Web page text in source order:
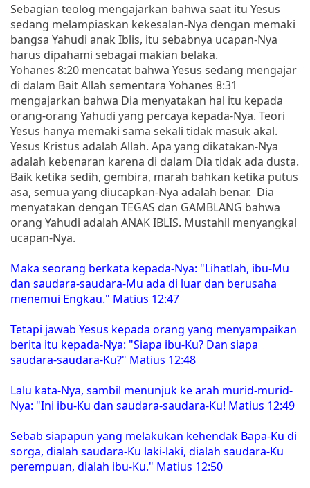
Sebagian teolog mengajarkan bahwa saat itu Yesus
sedang melampiaskan kekesalan-Nya dengan memaki
bangsa Yahudi anak Iblis, itu sebabnya ucapan-Nya
harus dipahami sebagai makian belaka.
Yohanes 8:20 mencatat bahwa Yesus sedang mengajar
di dalam Bait Allah sementara Yohanes 8:31
mengajarkan bahwa Dia menyatakan hal itu kepada
orang-orang Yahudi yang percaya kepada-Nya. Teori
Yesus hanya memaki sama sekali tidak masuk akal.
Yesus Kristus adalah Allah. Apa yang dikatakan-Nya
adalah kebenaran karena di dalam Dia tidak ada dusta.
Baik ketika sedih, gembira, marah bahkan ketika putus
asa, semua yang diucapkan-Nya adalah benar. Dia
menyatakan dengan TEGAS dan GAMBLANG bahwa
orang Yahudi adalah ANAK IBLIS. Mustahil menyangkal
ucapan-Nya.
Maka seorang berkata kepada-Nya: "Lihatlah, ibu-Mu
dan saudara-saudara-Mu ada di luar dan berusaha
menemui Engkau." Matius 12:47
Tetapi jawab Yesus kepada orang yang menyampaikan
berita itu kepada-Nya: "Siapa ibu-Ku? Dan siapa
saudara-saudara-Ku?" Matius 12:48
Lalu kata-Nya, sambil menunjuk ke arah murid-murid-
Nya: "Ini ibu-Ku dan saudara-saudara-Ku! Matius 12:49
Sebab siapapun yang melakukan kehendak Bapa-Ku di
sorga, dialah saudara-Ku laki-laki, dialah saudara-Ku
perempuan, dialah ibu-Ku." Matius 12:50